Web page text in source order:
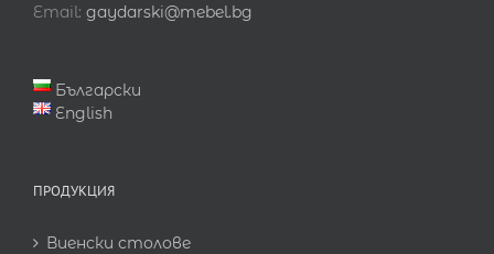
Email: gaydarski@mebel.bg
Български
English
ПРОДУКЦИЯ
Виенски столове